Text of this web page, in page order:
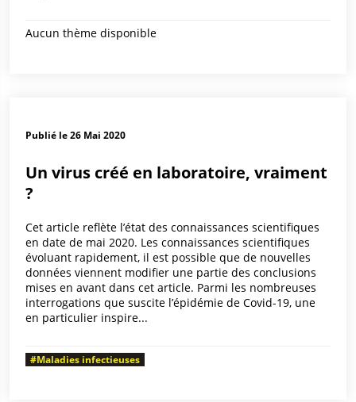
Aucun thème disponible
Publié le 26 Mai 2020
Un virus créé en laboratoire, vraiment
?
Cet article reflète l’état des connaissances scientifiques
en date de mai 2020. Les connaissances scientifiques
évoluant rapidement, il est possible que de nouvelles
données viennent modifier une partie des conclusions
mises en avant dans cet article. Parmi les nombreuses
interrogations que suscite l’épidémie de Covid-19, une
en particulier inspire...
#Maladies infectieuses